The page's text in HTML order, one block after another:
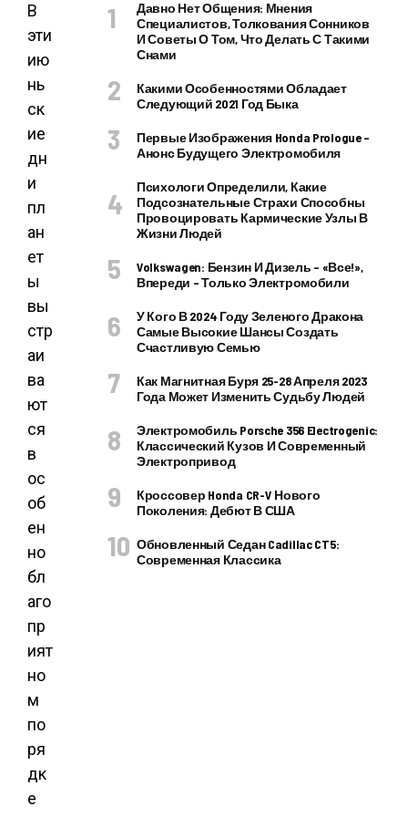
В
эти
ию
нь
ск
ие
дн
и
пл
ан
ет
ы
вы
стр
аи
ва
ют
ся
в
ос
об
ен
но
бл
аго
пр
ият
но
м
по
ря
дк
е
Давно Нет Общения: Мнения
Специалистов, Толкования Сонников
И Советы О Том, Что Делать С Такими
Снами
Какими Особенностями Обладает
Следующий 2021 Год Быка
Первые Изображения Honda Prologue –
Анонс Будущего Электромобиля
Психологи Определили, Какие
Подсознательные Страхи Способны
Провоцировать Кармические Узлы В
Жизни Людей
Volkswagen: Бензин И Дизель – «все!»,
Впереди – Только Электромобили
У Кого В 2024 Году Зеленого Дракона
Самые Высокие Шансы Создать
Счастливую Семью
Как Магнитная Буря 25-28 Апреля 2023
Года Может Изменить Судьбу Людей
Электромобиль Porsche 356 Electrogenic:
Классический Кузов И Современный
Электропривод
Кроссовер Honda CR-V Нового
Поколения: Дебют В США
Обновленный Седан Cadillac CT5:
Современная Классика